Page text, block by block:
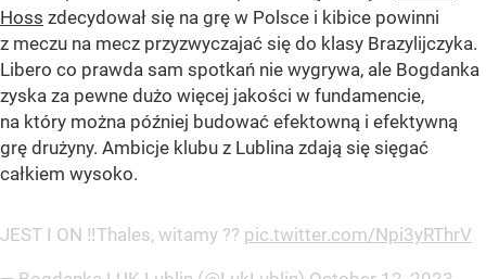
Hoss zdecydował się na grę w Polsce i kibice powinni
z meczu na mecz przyzwyczajać się do klasy Brazylijczyka.
Libero co prawda sam spotkań nie wygrywa, ale Bogdanka
zyska za pewne dużo więcej jakości w fundamencie,
na który można później budować efektowną i efektywną
grę drużyny. Ambicje klubu z Lublina zdają się sięgać
całkiem wysoko.
JEST I ON ‼️Thales, witamy ?? pic.twitter.com/Npi3yRThrV